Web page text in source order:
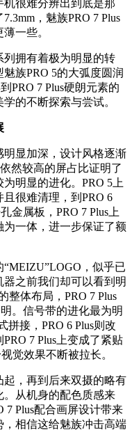
很难分辨出到底是那
，魅族PRO 7 Plus
一些。
列拥有着极为明显的转
族PRO 5的大弧度圆润
PRO 7 Plus硬朗元素的
的不断探索与尝试。
明显加深，设计风格逐渐
然较高的屏占比证明了
明显的进化。PRO 5上
很难清理，到PRO 6
金属板，PRO 7 Plus上
一体，进一步保证了额
，似乎已
之前我们却可以看到明
整体布局，PRO 7 Plus
。信号带的进化最为明
拼接，PRO 6 Plus则改
7 Plus上变成了紧贴
觉效果不断被拉长。
，再到后来双摄的略有
从机身的配色质感来
7 Plus配合画屏设计带来
相信这给魅族冲击高端